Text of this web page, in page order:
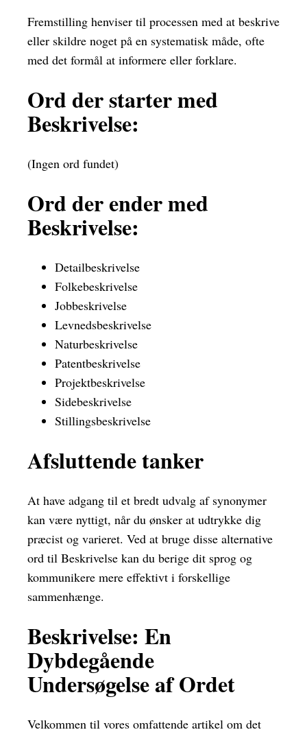
Fremstilling henviser til processen med at beskrive
eller skildre noget på en systematisk måde, ofte
med det formål at informere eller forklare.
Ord der starter med
Beskrivelse:
(Ingen ord fundet)
Ord der ender med
Beskrivelse:
Detailbeskrivelse
Folkebeskrivelse
Jobbeskrivelse
Levnedsbeskrivelse
Naturbeskrivelse
Patentbeskrivelse
Projektbeskrivelse
Sidebeskrivelse
Stillingsbeskrivelse
Afsluttende tanker
At have adgang til et bredt udvalg af synonymer
kan være nyttigt, når du ønsker at udtrykke dig
præcist og varieret. Ved at bruge disse alternative
ord til Beskrivelse kan du berige dit sprog og
kommunikere mere effektivt i forskellige
sammenhænge.
Beskrivelse: En
Dybdegående
Undersøgelse af Ordet
Velkommen til vores omfattende artikel om det